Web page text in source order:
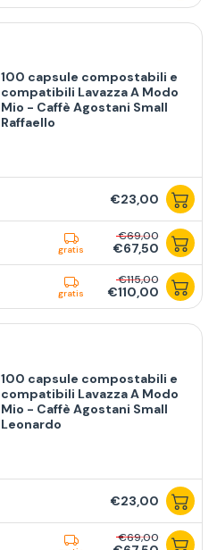
100 capsule compostabili e
compatibili Lavazza A Modo
Mio - Caffè Agostani Small
Raffaello
€23,00
gratis
€69,00
€67,50
gratis
€115,00
€110,00
100 capsule compostabili e
compatibili Lavazza A Modo
Mio - Caffè Agostani Small
Leonardo
€23,00
€69,00